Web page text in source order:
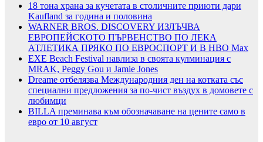
18 тона храна за кучетата в столичните приюти дари
Kaufland за година и половина
WARNER BROS. DISCOVERY ИЗЛЪЧВА
ЕВРОПЕЙСКОТО ПЪРВЕНСТВО ПО ЛЕКА
АТЛЕТИКА ПРЯКО ПО ЕВРОСПОРТ И В НВО Мах
EXE Beach Festival навлиза в своята кулминация с
MRAK, Peggy Gou и Jamie Jones
Dreame отбелязва Международния ден на котката със
специални предложения за по-чист въздух в домовете с
любимци
BILLA преминава към обозначаване на цените само в
евро от 10 август